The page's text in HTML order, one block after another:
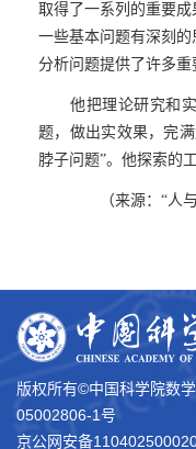
取得了一系列的重要
一些基本问题有深刻
分析问题提供了许多重
他把理论研究和
题，做出实效果，完
脖子问题”。他探索的
（来源：“人与
版权所有©中国科学院数
05002806-1号
京公网安备